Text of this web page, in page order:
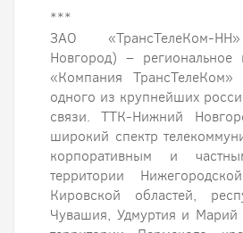
***
ЗАО «ТрансТелеКом-
Новгород) – региональное
«Компания
одного из крупнейших
связи. ТТК-Нижний
широкий спектр
корпоративным и
территории
Кировской областей,
Чувашия, Удмуртия и Марий